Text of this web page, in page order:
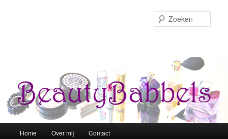
Spring naar de primaire inhoud
Spring naar de secundaire inhoud
Home Over mij Contact